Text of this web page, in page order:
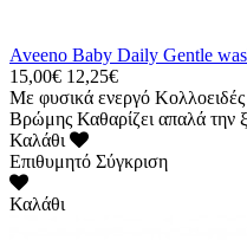
Aveeno Baby Daily Gentle
15,00€ 12,25€
Με φυσικά ενεργό
Βρώμης Καθαρίζει απαλά την
Καλάθι
Επιθυμητό Σύγκριση
Καλάθι